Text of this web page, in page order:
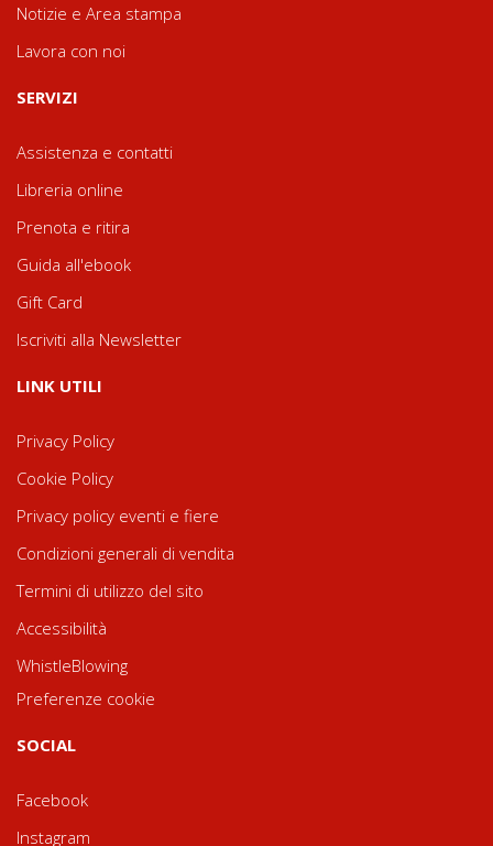
Notizie e Area stampa
Lavora con noi
SERVIZI
Assistenza e contatti
Libreria online
Prenota e ritira
Guida all'ebook
Gift Card
Iscriviti alla Newsletter
LINK UTILI
Privacy Policy
Cookie Policy
Privacy policy eventi e fiere
Condizioni generali di vendita
Termini di utilizzo del sito
Accessibilità
WhistleBlowing
Preferenze cookie
SOCIAL
Facebook
Instagram